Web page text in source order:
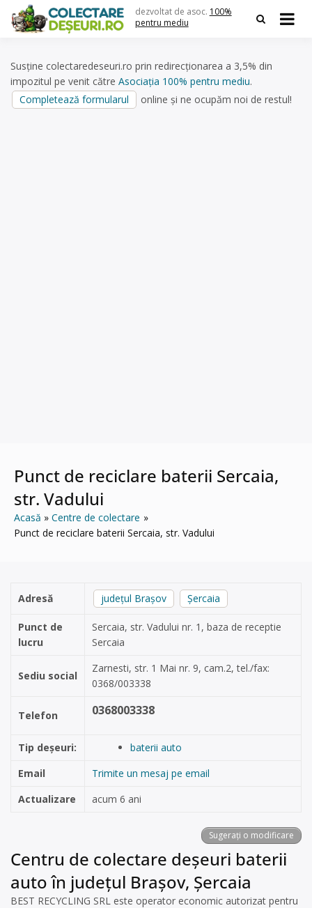
content
dezvoltat de asoc. 100%
pentru mediu
Susține colectaredeseuri.ro prin redirecționarea a 3,5% din
impozitul pe venit către Asociația 100% pentru mediu.
Completează formularul
online și ne ocupăm noi de restul!
Punct de reciclare baterii Sercaia,
str. Vadului
Acasă
Centre de colectare
Punct de reciclare baterii Sercaia, str. Vadului
Adresă județul Brașov Șercaia
Punct de
lucru
Sercaia, str. Vadului nr. 1, baza de receptie
Sercaia
Sediu social
Zarnesti, str. 1 Mai nr. 9, cam.2, tel./fax:
0368/003338
Telefon 0368003338
Tip deșeuri:
baterii auto
Email
Trimite un mesaj pe email
Actualizare
acum 6 ani
Sugerați o modificare
Centru de colectare deșeuri baterii
auto în județul Brașov, Șercaia
BEST RECYCLING SRL este operator economic autorizat pentru